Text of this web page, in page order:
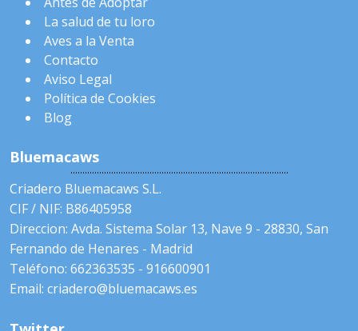
La salud de tu loro
Aves a la Venta
Contacto
Aviso Legal
Política de Cookies
Blog
Bluemacaws
Criadero Bluemacaws S.L.
CIF / NIF: B86405958
Direccion: Avda. Sistema Solar 13, Nave 9 - 28830, San
Fernando de Henares - Madrid
Teléfono: 662363535 - 916600901
Email: criadero@bluemacaws.es